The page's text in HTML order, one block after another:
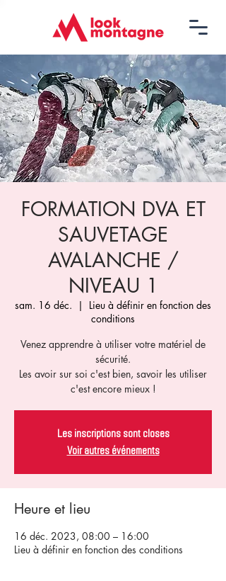
FORMATION DVA ET
SAUVETAGE
AVALANCHE /
NIVEAU 1
sam. 16 déc.
  |
Lieu à définir en fonction des
conditions
Venez apprendre à utiliser votre matériel de
sécurité.
Les avoir sur soi c'est bien, savoir les utiliser
c'est encore mieux !
Les inscriptions sont closes
Voir autres événements
Heure et lieu
16 déc. 2023, 08:00 – 16:00
Lieu à définir en fonction des conditions